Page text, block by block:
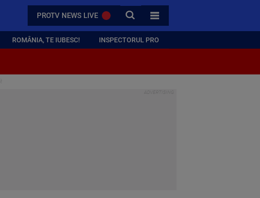
PROTV NEWS LIVE CAUTA
TOATE CATEGORIILE
ROMÂNIA, TE IUBESC! INSPECTORUL PRO